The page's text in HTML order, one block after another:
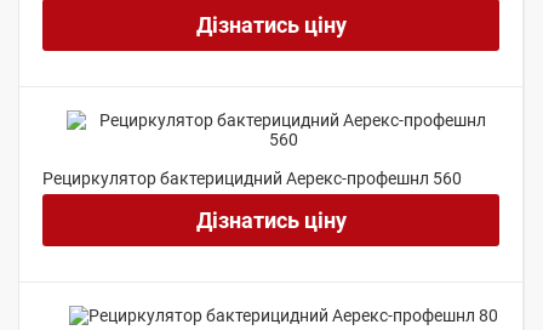
Дізнатись ціну
Рециркулятор бактерицидний Аерекс-профешнл 560
Дізнатись ціну